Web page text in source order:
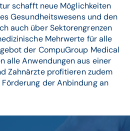
schafft neue Möglichkeiten
Gesundheitswesens und den
auch über Sektorengrenzen
Mehrwerte für alle
der CompuGroup Medical
alle Anwendungen aus einer
Zahnärzte profitieren zudem
der Anbindung an